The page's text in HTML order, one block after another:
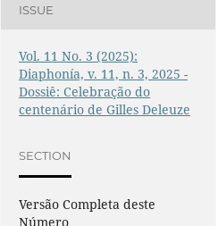
ISSUE
Vol. 11 No. 3 (2025):
Diaphonía, v. 11, n. 3, 2025 -
Dossiê: Celebração do
centenário de Gilles Deleuze
SECTION
Versão Completa deste
Número